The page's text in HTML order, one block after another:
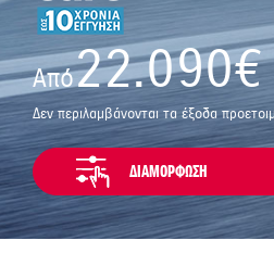
Από22.090€
Δεν περιλαμβάνονται τα έξοδα
ΔΙΑΜΟΡΦΩΣΗ